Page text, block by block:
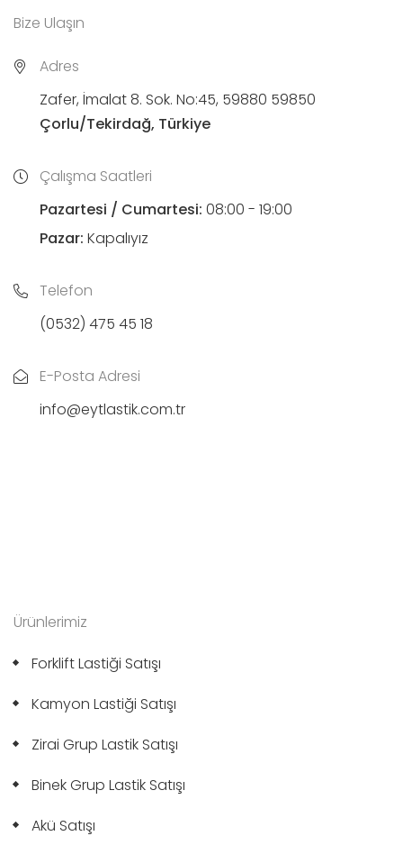
Bize Ulaşın
Adres
Zafer, İmalat 8. Sok. No:45, 59880 59850
Çorlu/Tekirdağ, Türkiye
Çalışma Saatleri
Pazartesi / Cumartesi: 08:00 - 19:00
Pazar: Kapalıyız
Telefon
(0532) 475 45 18
E-Posta Adresi
info@eytlastik.com.tr
Ürünlerimiz
Forklift Lastiği Satışı
Kamyon Lastiği Satışı
Zirai Grup Lastik Satışı
Binek Grup Lastik Satışı
Akü Satışı